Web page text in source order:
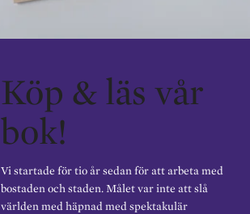
Köp & läs vår
bok!
Vi startade för tio år sedan för att arbeta med
bostaden och staden. Målet var inte att slå
världen med häpnad med spektakulär